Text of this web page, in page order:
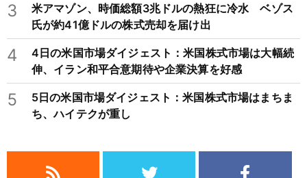
3
米アマゾン、時価総額3兆ドルの熱狂に冷水 ベゾス
氏が約41億ドルの株式売却を届け出
4
4日の米国市場ダイジェスト：米国株式市場は大幅続
伸、イラン和平合意期待や企業決算を好感
5
5日の米国市場ダイジェスト：米国株式市場はまちま
ち、ハイテクが重し